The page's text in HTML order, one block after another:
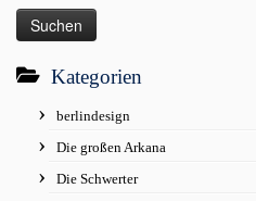
Kategorien
berlindesign
Die großen Arkana
Die Schwerter